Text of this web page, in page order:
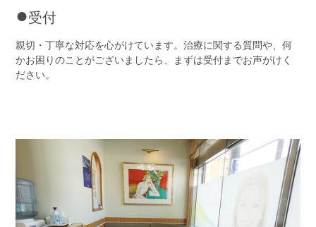
●受付
親切・丁寧な対応を心がけています。治療に関する質問や、何
かお困りのことがございましたら、まずは受付までお声がけく
ださい。